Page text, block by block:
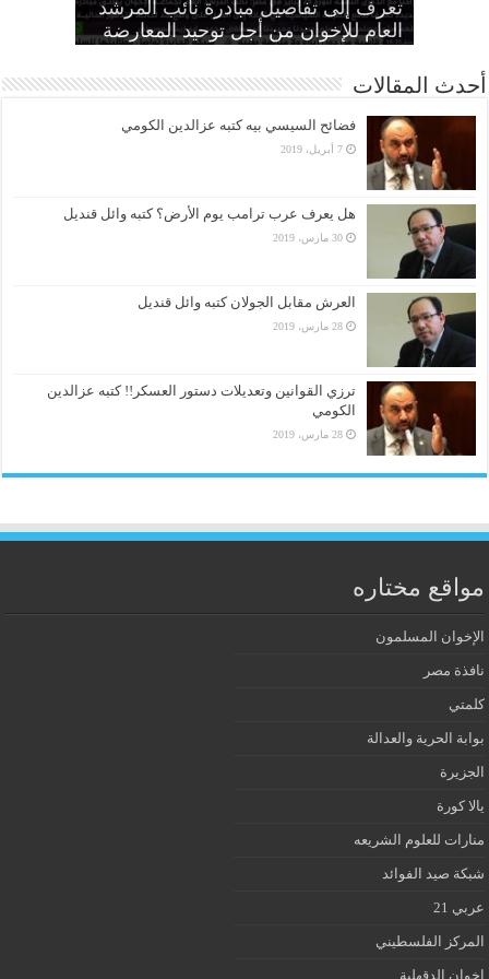
تعرف إلى تفاصيل مبادرة نائب المرشد
العام للإخوان من أجل توحيد المعارضة
مواطنين بهزلية النائب العام يؤكد تحول
القضاء لألعوبة في يد العسكر
الانتهاكات بحق المرأة وإطلاق سراح كل
الحرائر
الطاغية “واجب وطني وضرورة
اقتصادية”
أمين عام الإخوان: لا تصالح مع القتلة ولا
بديل عن القصاص
أحدث المقالات
فضائح السيسي بيه كتبه عزالدين الكومي
7 أبريل، 2019
هل يعرف عرب ترامب يوم الأرض؟ كتبه وائل قنديل
30 مارس، 2019
العرش مقابل الجولان كتبه وائل قنديل
28 مارس، 2019
ترزي القوانين وتعديلات دستور العسكر!! كتبه عزالدين
الكومي
28 مارس، 2019
مواقع مختاره
الإخوان المسلمون
نافذة مصر
كلمتي
بوابة الحرية والعدالة
الجزيرة
يالا كورة
منارات للعلوم الشريعه
شبكة صيد الفوائد
عربي 21
المركز الفلسطيني
إخوان الدقهلية